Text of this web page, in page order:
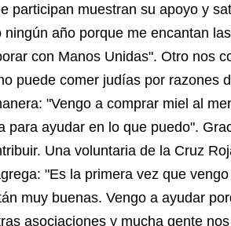
participan muestran su apoyo y
año porque me encantan
con Manos Unidas". Otro nos
puede comer judías por razones
"Vengo a comprar miel al
para ayudar en lo que puedo".
Una voluntaria de la Cruz
"Es la primera vez que
muy buenas. Vengo a ayudar
asociaciones y mucha gente